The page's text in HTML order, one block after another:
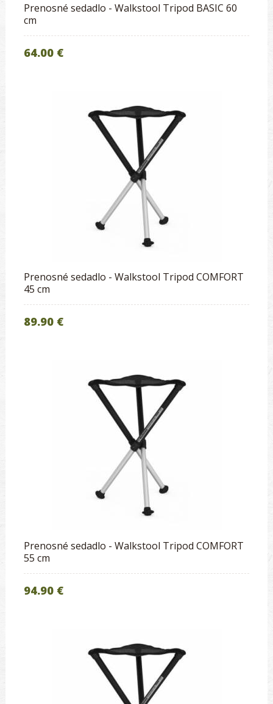
Prenosné sedadlo - Walkstool Tripod BASIC 60
cm
64.00 €
Prenosné sedadlo - Walkstool Tripod COMFORT
45 cm
89.90 €
Prenosné sedadlo - Walkstool Tripod COMFORT
55 cm
94.90 €